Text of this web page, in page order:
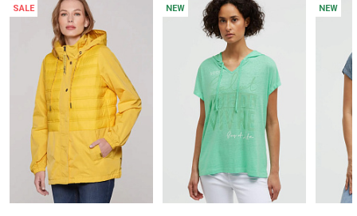
SALE NEW NEW